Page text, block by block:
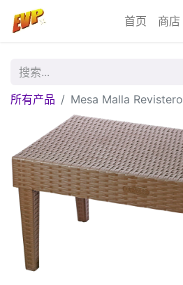
首页 商店
所有产品 Mesa Malla Revistero